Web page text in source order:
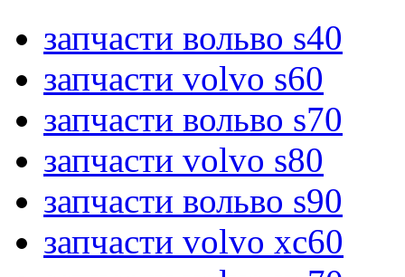
запчасти вольво s40
запчасти volvo s60
запчасти вольво s70
запчасти volvo s80
запчасти вольво s90
запчасти volvo xc60